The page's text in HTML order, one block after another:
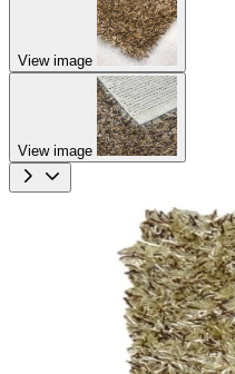
View image
View image